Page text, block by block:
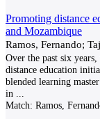
Promoting distance
and Mozambique
Ramos, Fernando;
Over the past six
distance education
blended learning
in
Match: Ramos,